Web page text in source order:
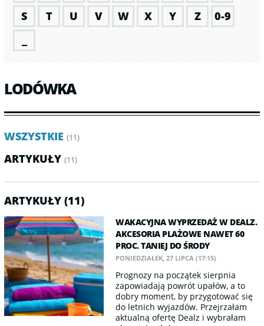
S
T U V W X Y Z
0-9
LODÓWKA
WSZYSTKIE (11)
ARTYKUŁY (11)
ARTYKUŁY (11)
WAKACYJNA WYPRZEDAŻ W DEALZ.
AKCESORIA PLAŻOWE NAWET 60
PROC. TANIEJ DO ŚRODY
PONIEDZIAŁEK, 27 LIPCA (17:15)
Prognozy na początek sierpnia
zapowiadają powrót upałów, a to
dobry moment, by przygotować się
do letnich wyjazdów. Przejrzałam
aktualną ofertę Dealz i wybrałam